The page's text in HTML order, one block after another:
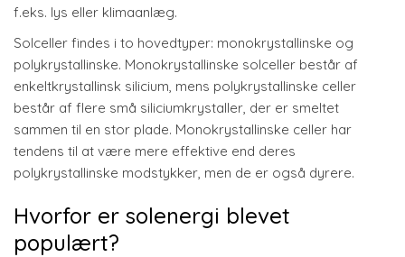
f.eks. lys eller klimaanlæg.
Solceller findes i to hovedtyper: monokrystallinske og
polykrystallinske. Monokrystallinske solceller består af
enkeltkrystallinsk silicium, mens polykrystallinske celler
består af flere små siliciumkrystaller, der er smeltet
sammen til en stor plade. Monokrystallinske celler har
tendens til at være mere effektive end deres
polykrystallinske modstykker, men de er også dyrere.
Hvorfor er solenergi blevet
populært?